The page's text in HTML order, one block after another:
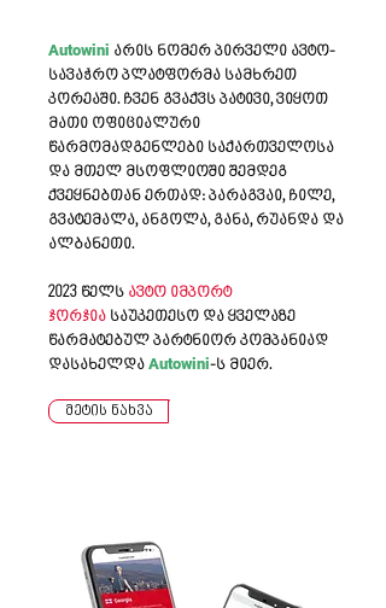
Autowini არის ნომერ პირველი ავტო-
სავაჭრო პლატფორმა სამხრეთ
კორეაში. ჩვენ გვაქვს პატივი, ვიყოთ
მათი ოფიციალური
წარმომადგენლები საქართველოსა
და მთელ მსოფლიოში შემდეგ
ქვეყნებთან ერთად: პარაგვაი, ჩილე,
გვატემალა, ანგოლა, განა, რუანდა და
ალბანეთი.
2023 წელს ავტო იმპორტ
ჯორჯია საუკეთესო და ყველაზე
წარმატებულ პარტნიორ კომპანიად
დასახელდა Autowini-ს მიერ.
მეტის ნახვა